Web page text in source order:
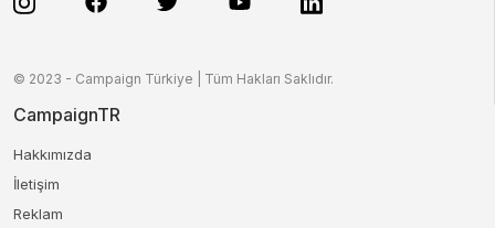
© 2023 - Campaign Türkiye | Tüm Hakları Saklıdır.
CampaignTR
Hakkımızda
İletişim
Reklam